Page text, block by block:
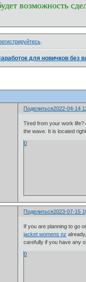
возможность
.
для новичков без
Поделиться2022-04-14
Tired from your work life?
the wave. It is located
0
Поделиться2023-07-15
If you are planning to go
jacket womens nz
carefully if you have any
0